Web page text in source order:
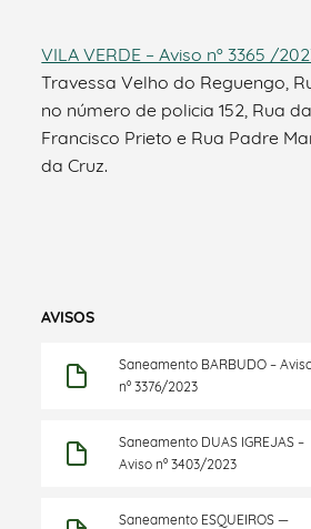
VILA VERDE – Aviso nº 3365 /
Travessa Velho do Reguengo,
no número de policia 152, Rua
Francisco Prieto e Rua Padre
da Cruz.
AVISOS
Saneamento BARBUDO –
nº 3376/2023
Saneamento DUAS IGREJAS –
Aviso nº 3403/2023
Saneamento ESQUEIROS —